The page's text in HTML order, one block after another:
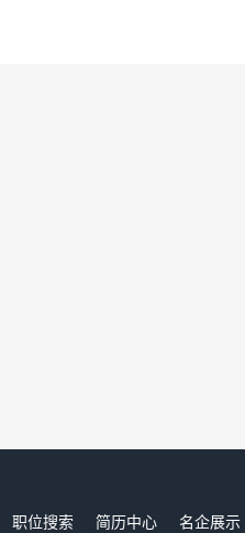
职位搜索 简历中心 名企展示